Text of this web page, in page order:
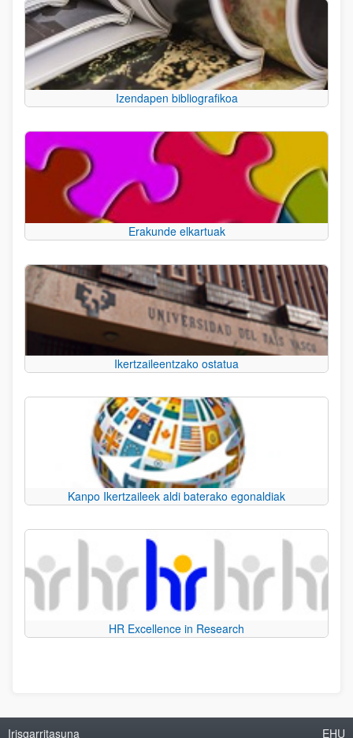
Izendapen bibliografikoa
Erakunde elkartuak
Ikertzaileentzako ostatua
Kanpo Ikertzaileek aldi baterako egonaldiak
HR Excellence in Research
Irisgarritasuna EHU